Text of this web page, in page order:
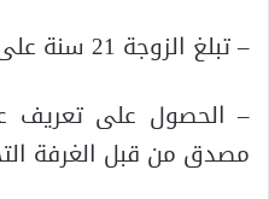
– تبلغ الزوجة 21 سنة على الأقل.
– الحصول على تعريف
مصدق من قبل الغرفة